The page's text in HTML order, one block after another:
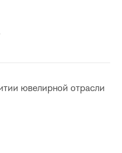
ювелирной отрасли